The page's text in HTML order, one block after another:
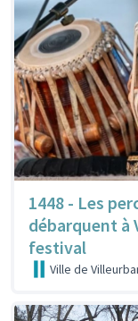
1448 - Les
débarquent à
festival
Ville de